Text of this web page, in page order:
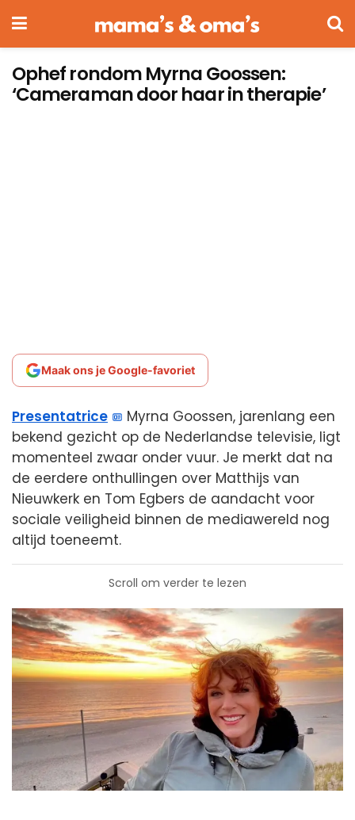
Ophef rondom Myrna Goossen:
‘Cameraman door haar in therapie’
Maak ons je Google-favoriet
Presentatrice
Myrna Goossen, jarenlang een
bekend gezicht op de Nederlandse televisie, ligt
momenteel zwaar onder vuur. Je merkt dat na
de eerdere onthullingen over Matthijs van
Nieuwkerk en Tom Egbers de aandacht voor
sociale veiligheid binnen de mediawereld nog
altijd toeneemt.
Scroll om verder te lezen